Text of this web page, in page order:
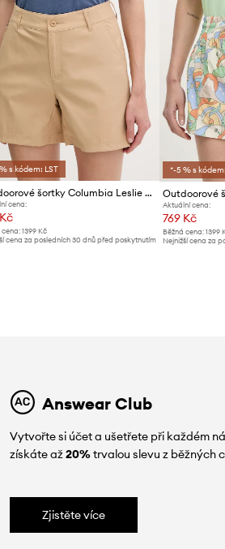
s kódem: LST
Outdoorové šortky Columbia Leslie Falls
cena:
cena: 1399 Kč
cena za posledních 30 dnů před poskytnutím
*-5 % s
Aktuální cena:
769 Kč
Běžná cena:1399
Nejnižší cena za
Answear Club
Vytvořte si účet a ušetřete při každém
získáte až20%trvalou slevu z běžných
Zjistěte více